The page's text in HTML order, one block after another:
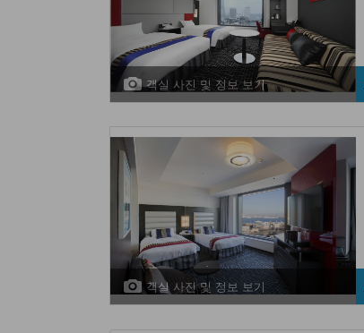
객실 사진 및 정보 보기
객실 사진 및 정보 보기